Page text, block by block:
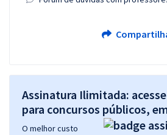
Assinatura Ilimitada:
para concursos públicos,
O melhor custo